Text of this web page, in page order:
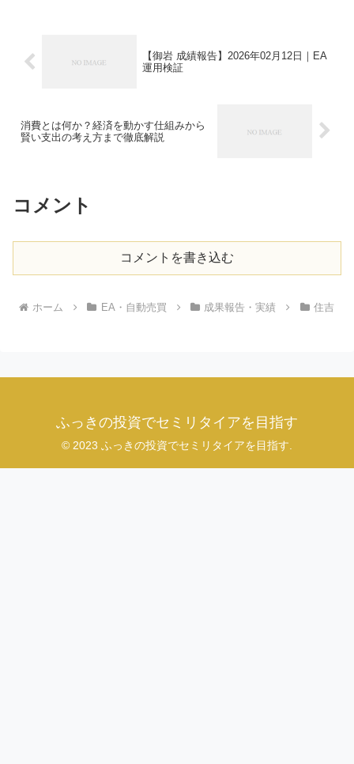
【御岩 成績報告】2026年02月12日｜EA
運用検証
消費とは何か？経済を動かす仕組みから
賢い支出の考え方まで徹底解説
コメント
コメントを書き込む
ホーム EA・自動売買 成果報告・実績 住吉
ふっきの投資でセミリタイアを目指す
© 2023 ふっきの投資でセミリタイアを目指す.